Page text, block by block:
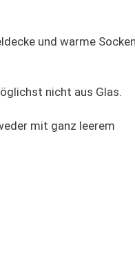
und warme Socken
nicht aus Glas.
mit ganz leerem